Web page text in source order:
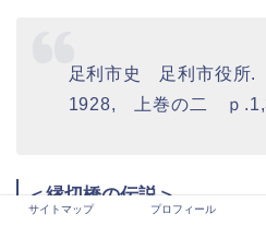
足利市史 足利市役所.
1928, 上巻の二 ｐ
＜縁切橋の伝説＞
サイトマップ プロフィール